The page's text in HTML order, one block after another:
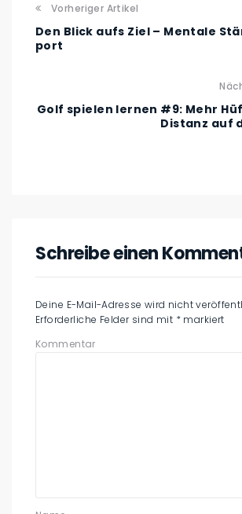
Vorheriger Artikel
Den Blick aufs Ziel – Mentale
port
Golf spielen lernen #9: Mehr
Distanz auf
Schreibe einen
Deine E-Mail-Adresse wird nicht
Erforderliche Felder sind mit * markiert
Kommentar